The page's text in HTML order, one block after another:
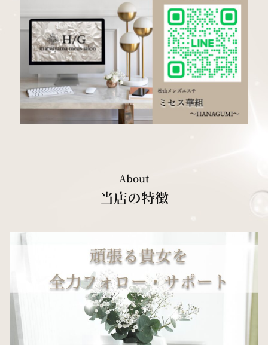
About
当店の特徴